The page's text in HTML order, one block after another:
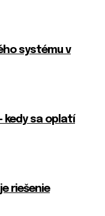
systému v
kedy sa oplatí
riešenie